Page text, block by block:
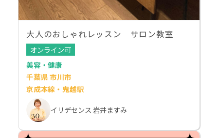
大人のおしゃれレッスン サロン教室
オンライン可
美容・健康
千葉県 市川市
京成本線・鬼越駅
イリデセンス 岩井ますみ